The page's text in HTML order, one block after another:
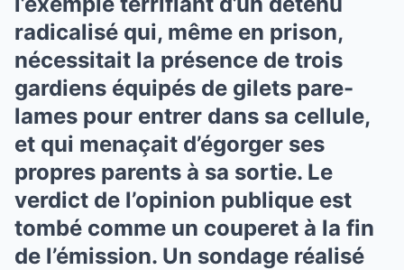
radicalisé qui, même en prison,
nécessitait la présence de trois
gardiens équipés de gilets pare-
lames pour entrer dans sa cellule,
et qui menaçait d’égorger ses
propres parents à sa sortie. Le
verdict de l’opinion publique est
tombé comme un couperet à la fin
de l’émission. Un sondage réalisé